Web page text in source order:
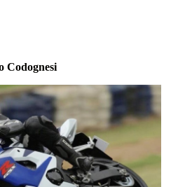
Codognesi